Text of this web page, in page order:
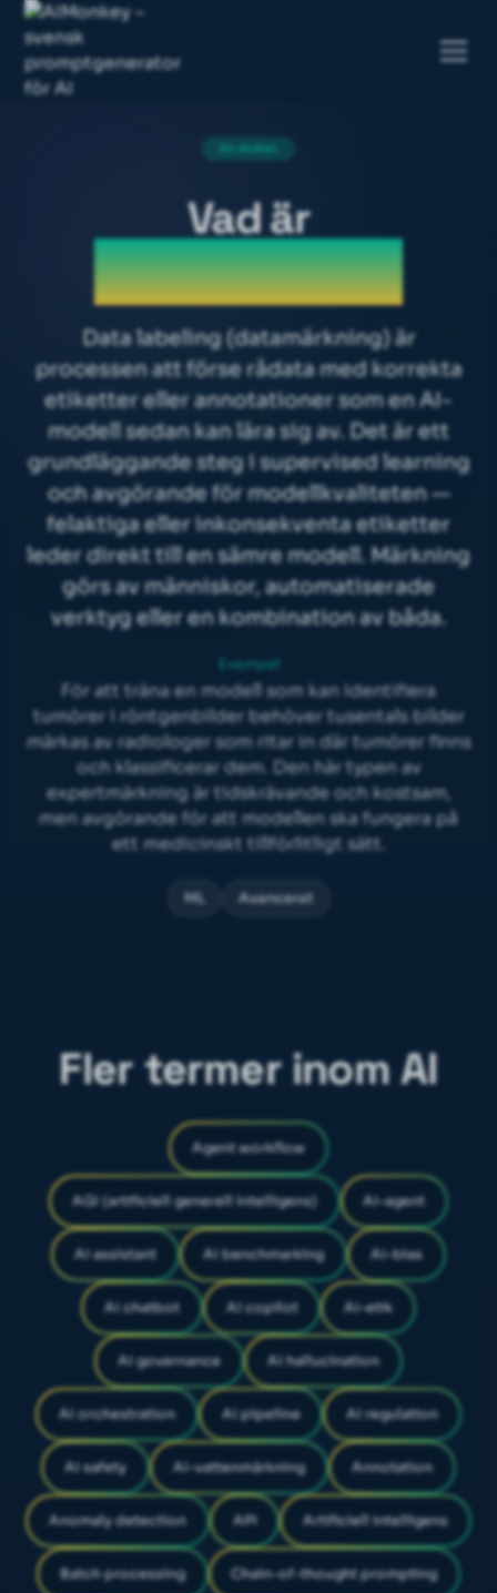
AI-skolan
Vad är
Data labeling
Data labeling (datamärkning) är
processen att förse rådata med korrekta
etiketter eller annotationer som en AI-
modell sedan kan lära sig av. Det är ett
grundläggande steg i supervised learning
och avgörande för modellkvaliteten —
felaktiga eller inkonsekventa etiketter
leder direkt till en sämre modell. Märkning
görs av människor, automatiserade
verktyg eller en kombination av båda.
Exempel
För att träna en modell som kan identifiera
tumörer i röntgenbilder behöver tusentals bilder
märkas av radiologer som ritar in där tumörer finns
och klassificerar dem. Den här typen av
expertmärkning är tidskrävande och kostsam,
men avgörande för att modellen ska fungera på
ett medicinskt tillförlitligt sätt.
ML Avancerat
Fler termer inom AI
Agent workflow
AGI (artificiell generell intelligens) AI-agent
AI assistant AI benchmarking AI-bias
AI chatbot AI copilot AI-etik
AI governance AI hallucination
AI orchestration AI pipeline AI regulation
AI safety AI-vattenmärkning Annotation
Anomaly detection API Artificiell intelligens
Batch processing Chain-of-thought prompting